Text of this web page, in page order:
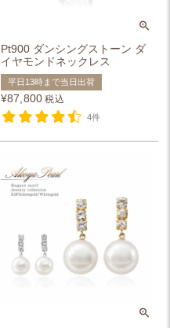
Pt900 ダンシングストーン ダ
イヤモンドネックレス
平日13時まで当日出荷
¥87,800 税込
4件